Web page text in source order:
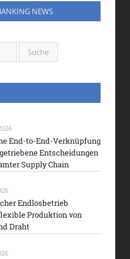
NEWS
End-to-End-Verknüpfung
Entscheidungen
Supply Chain
Endlosbetrieb
Produktion von
Draht